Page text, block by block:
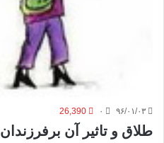
۹۶/۰۱/۰۳ ۰ 26,390
طلاق و تاثیر آن برفرزندان